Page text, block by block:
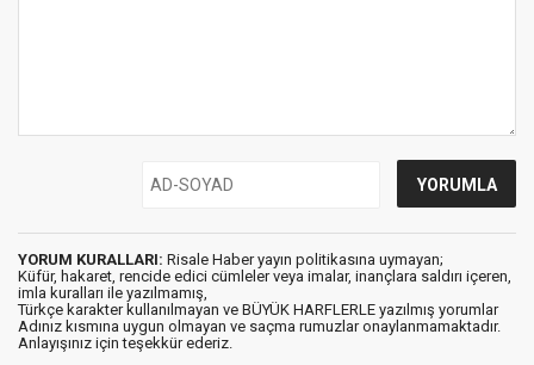
YORUM KURALLARI: Risale Haber yayın politikasına uymayan;
Küfür, hakaret, rencide edici cümleler veya imalar, inançlara saldırı içeren,
imla kuralları ile yazılmamış,
Türkçe karakter kullanılmayan ve BÜYÜK HARFLERLE yazılmış yorumlar
Adınız kısmına uygun olmayan ve saçma rumuzlar onaylanmamaktadır.
Anlayışınız için teşekkür ederiz.